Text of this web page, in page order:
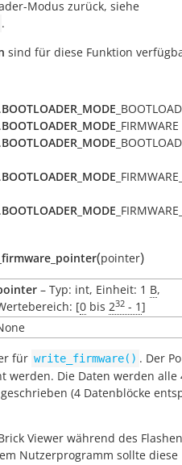
Modus zurück, siehe
.
sind für diese Funktion
BOOTLOADER_MODE
BOOTLOADER_MODE
BOOTLOADER_MODE
BOOTLOADER_MODE
BOOTLOADER_MODE
(pointer)
– Typ: int, Einheit: 1 B,
[0 bis 232 - 1]
für write_firmware() . Der
werden. Die Daten werden alle
(4 Datenblöcke
Viewer während des
Nutzerprogramm sollte diese